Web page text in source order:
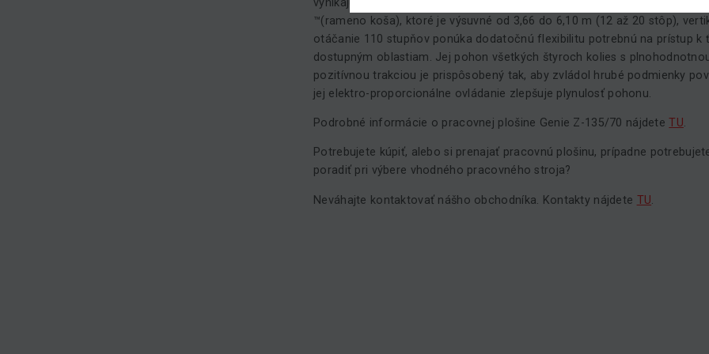
™(rameno koša), ktoré je výsuvné od 3,66 do 6,10 m (12 až 20 stôp),
otáčanie 110 stupňov ponúka dodatočnú flexibilitu potrebnú na prístup k
dostupným oblastiam. Jej pohon všetkých štyroch kolies s
pozitívnou trakciou je prispôsobený tak, aby zvládol hrubé podmienky
jej elektro-proporcionálne ovládanie zlepšuje plynulosť pohonu.
Podrobné informácie o pracovnej plošine Genie Z-135/70 nájdeteTU.
Potrebujete kúpiť, alebo si prenajať pracovnú plošinu, prípadne
poradiť pri výbere vhodného pracovného stroja?
Neváhajte kontaktovať nášho obchodníka. Kontakty nájdete TU.